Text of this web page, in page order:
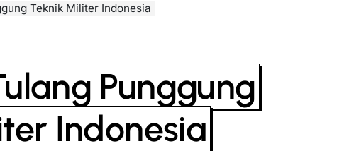
Teknik Militer Indonesia
Punggung
Indonesia